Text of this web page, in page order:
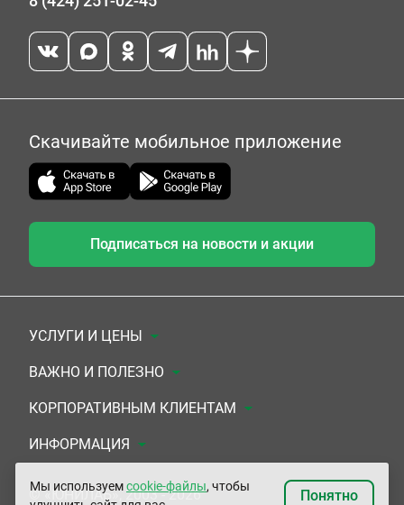
Скачивайте мобильное приложение
Подписаться на новости и акции
УСЛУГИ И ЦЕНЫ
Анализы
Комплексы
УЗИ
ЭКГ/Холтер/СМАД
ВАЖНО И ПОЛЕЗНО
Документы для заключения договора
Система скидок
Подарочные сертификаты
КОРПОРАТИВНЫМ КЛИЕНТАМ
Медицинским организациям
Прочим организациям
ИНФОРМАЦИЯ
О Компании
© «ЮНИЛАБ», 2003 - 2026
Мы используемcookie-файлы, чтобы
Понятно